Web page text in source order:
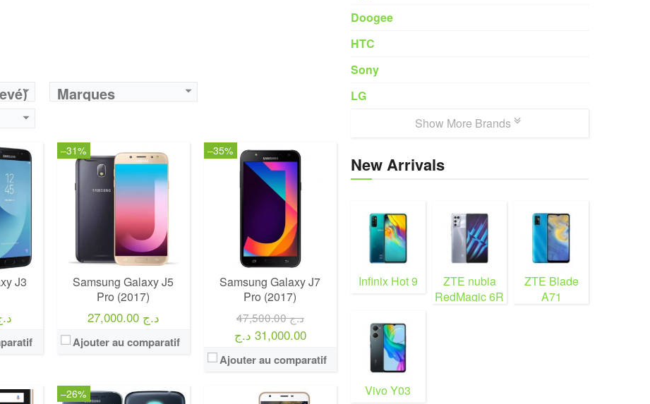
Marques
J3
–31%
Samsung Galaxy J5
Pro (2017)
27,000.00 د.ج
Ajouter au comparatif
–35%
Samsung Galaxy J7
Pro (2017)
47,500.00 د.ج
31,000.00 د.ج
Ajouter au comparatif
–26%
Doogee
HTC
Sony
LG
Show More Brands
New Arrivals
Infinix Hot 9
ZTE nubia
RedMagic 6R
ZTE Blade
A71
Vivo Y03